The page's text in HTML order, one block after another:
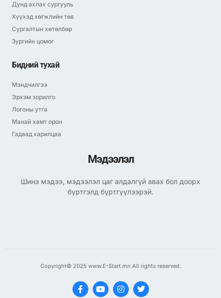
Дунд ахлах сургууль
Хүүхэд хөгжлийн төв
Сургалтын хөтөлбөр
Зургийн цомог
Бидний тухай
Мэндчилгээ
Эрхэм зорилго
Логоны утга
Манай хамт орон
Гадаад харилцаа
Мэдээлэл
Шинэ мэдээ, мэдээлэл цаг алдалгүй авах бол доорх
бүртгэлд бүртгүүлээрэй.
Copyright© 2025 www.E-Start.mn All rights reserved.